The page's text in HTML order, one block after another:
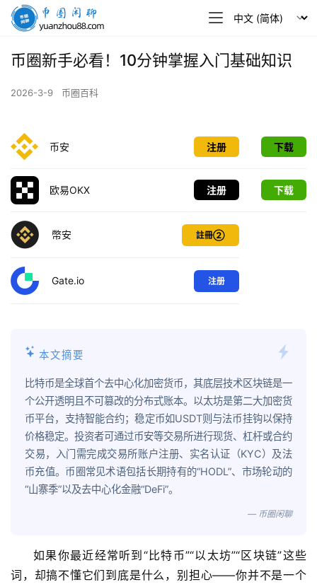
币
闲
聊
币圈新手必看！10分钟掌握入门基础知识
2026-3-9 币圈百科
币安 注册 下载
欧易OKX 注册 下载
幣安 註冊②
Gate.io 注册
本文摘要
比特币是全球首个去中心化加密货币，其底层技术区块链是一
个公开透明且不可篡改的分布式账本。以太坊是第二大加密货
币平台，支持智能合约；稳定币如USDT则与法币挂钩以保持
价格稳定。投资者可通过币安等交易所进行现货、杠杆或合约
交易，入门需完成交易所账户注册、实名认证（KYC）及法
币充值。币圈常见术语包括长期持有的“HODL”、市场轮动的
“山寨季”以及去中心化金融“DeFi”。
— 币圈闲聊
如果你最近经常听到“比特币”“以太坊”“区块链”这些
词，却搞不懂它们到底是什么，别担心——你并不是一个